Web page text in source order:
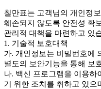
칠만표는 고객님의 개인정
훼손되지 않도록 안전성 확
관리적 대책을 마련하고 있
1. 기술적 보호대책
가. 개인정보는 비밀번호에
별도의 보안기능을 통해 보
나. 백신 프로그램을 이용하
기 위한 조치를 취하고 있으